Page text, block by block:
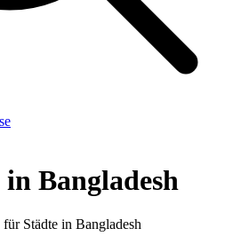
Bangladesh
Städte in Bangladesh